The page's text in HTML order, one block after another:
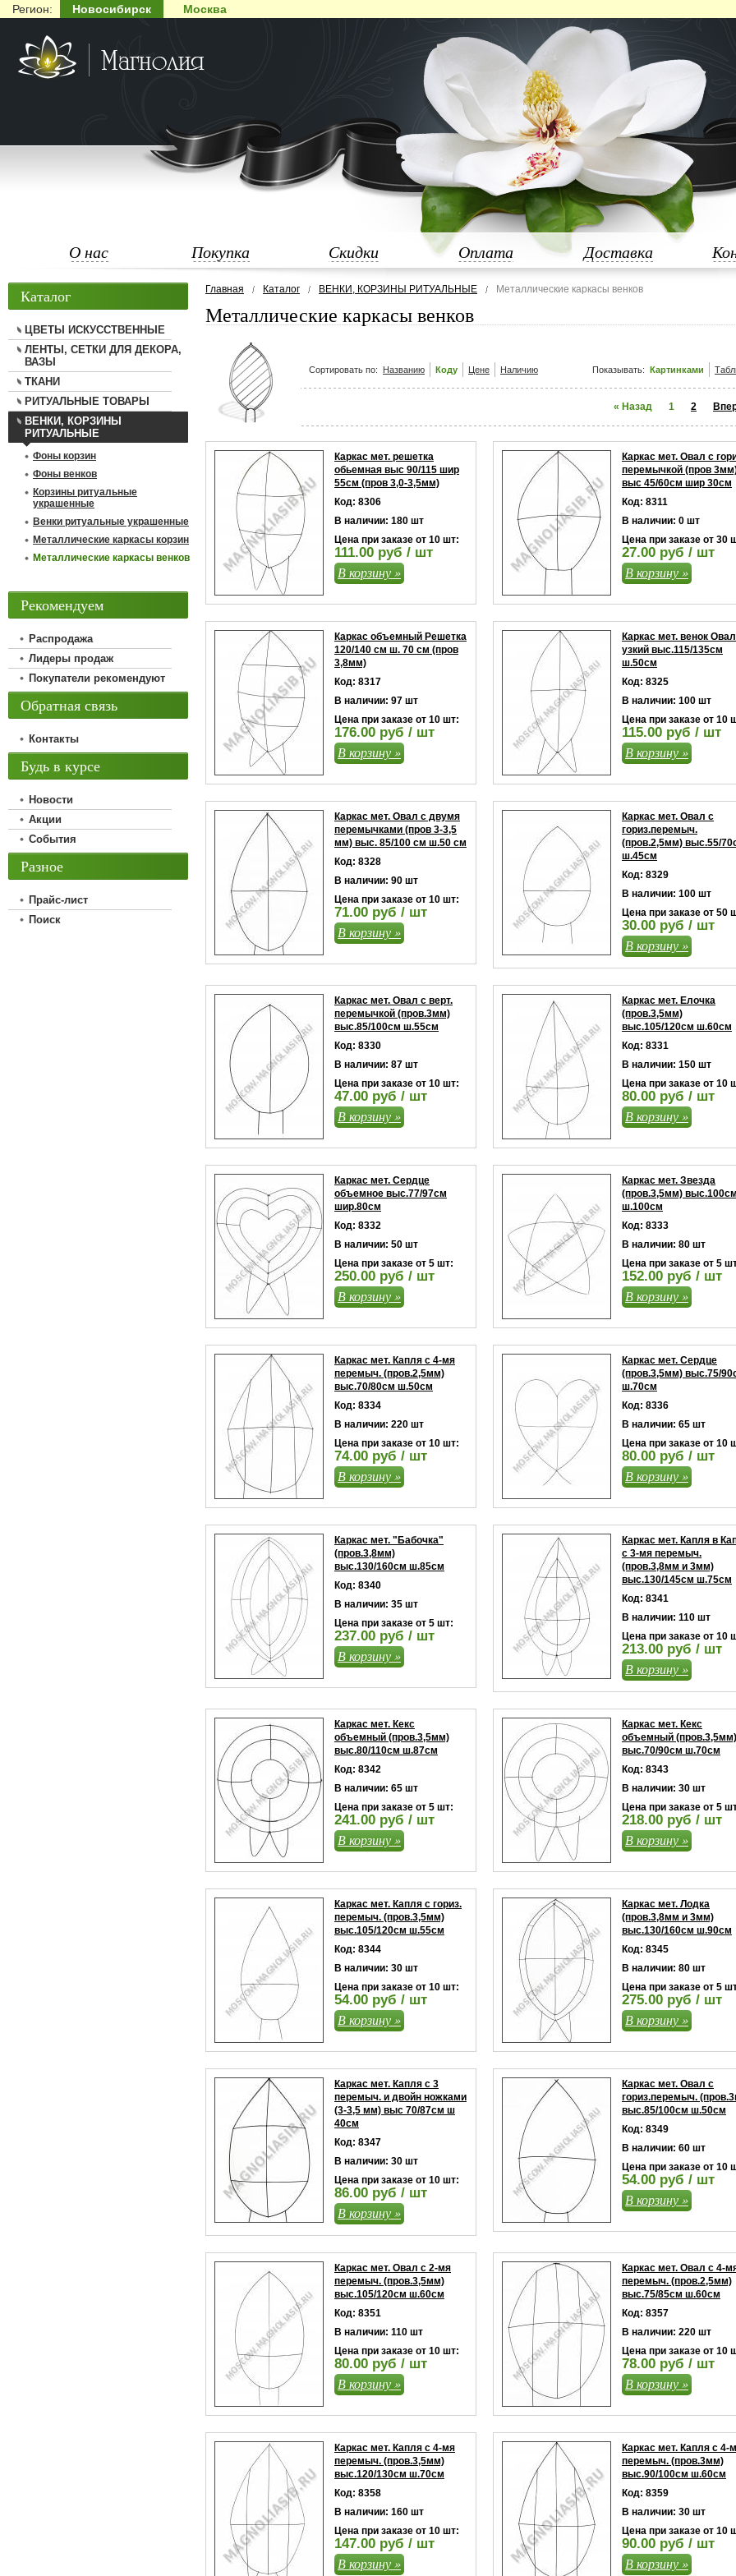
Регион: Новосибирск Москва
О нас Покупка Скидки Оплата Доставка
Главная Каталог ВЕНКИ, КОРЗИНЫ РИТУАЛЬНЫЕ Металлические каркасы венков
Металлические каркасы венков
Сортировать по: Названию Коду Цене Наличию Показывать: Картинками
« Назад 1 2
Каркас мет. решетка
обьемная выс 90/115 шир
55см (пров 3,0-3,5мм)
Код: 8306
В наличии: 180 шт
Цена при заказе от 10 шт:
111.00 руб / шт
В корзину »
Каркас мет. Овал с
перемычкой (пров
выс 45/60см шир 30см
Код: 8311
В наличии: 0 шт
Цена при заказе от 30
27.00 руб / шт
В корзину »
Каркас объемный Решетка
120/140 см ш. 70 см (пров
3,8мм)
Код: 8317
В наличии: 97 шт
Цена при заказе от 10 шт:
176.00 руб / шт
В корзину »
Каркас мет. венок Овал
узкий выс.115/135см
ш.50см
Код: 8325
В наличии: 100 шт
Цена при заказе от 10
115.00 руб / шт
В корзину »
Каркас мет. Овал с двумя
перемычками (пров 3-3,5
мм) выс. 85/100 см ш.50 см
Код: 8328
В наличии: 90 шт
Цена при заказе от 10 шт:
71.00 руб / шт
В корзину »
Каркас мет. Овал с
гориз.перемыч.
(пров.2,5мм) выс.55/
ш.45см
Код: 8329
В наличии: 100 шт
Цена при заказе от 50
30.00 руб / шт
В корзину »
Каркас мет. Овал с верт.
перемычкой (пров.3мм)
выс.85/100см ш.55см
Код: 8330
В наличии: 87 шт
Цена при заказе от 10 шт:
47.00 руб / шт
В корзину »
Каркас мет. Елочка
(пров.3,5мм)
выс.105/120см ш.60см
Код: 8331
В наличии: 150 шт
Цена при заказе от 10
80.00 руб / шт
В корзину »
Каркас мет. Сердце
объемное выс.77/97см
шир.80см
Код: 8332
В наличии: 50 шт
Цена при заказе от 5 шт:
250.00 руб / шт
В корзину »
Каркас мет. Звезда
(пров.3,5мм) выс.100см
ш.100см
Код: 8333
В наличии: 80 шт
Цена при заказе от 5
152.00 руб / шт
В корзину »
Каркас мет. Капля с 4-мя
перемыч. (пров.2,5мм)
выс.70/80см ш.50см
Код: 8334
В наличии: 220 шт
Цена при заказе от 10 шт:
74.00 руб / шт
В корзину »
Каркас мет. Сердце
(пров.3,5мм) выс.75/
ш.70см
Код: 8336
В наличии: 65 шт
Цена при заказе от 10
80.00 руб / шт
В корзину »
Каркас мет. "Бабочка"
(пров.3,8мм)
выс.130/160см ш.85см
Код: 8340
В наличии: 35 шт
Цена при заказе от 5 шт:
237.00 руб / шт
В корзину »
Каркас мет. Капля в
с 3-мя перемыч.
(пров.3,8мм и 3мм)
выс.130/145см ш.75см
Код: 8341
В наличии: 110 шт
Цена при заказе от 10
213.00 руб / шт
В корзину »
Каркас мет. Кекс
объемный (пров.3,5мм)
выс.80/110см ш.87см
Код: 8342
В наличии: 65 шт
Цена при заказе от 5 шт:
241.00 руб / шт
В корзину »
Каркас мет. Кекс
объемный (пров.3,5мм)
выс.70/90см ш.70см
Код: 8343
В наличии: 30 шт
Цена при заказе от 5
218.00 руб / шт
В корзину »
Каркас мет. Капля с гориз.
перемыч. (пров.3,5мм)
выс.105/120см ш.55см
Код: 8344
В наличии: 30 шт
Цена при заказе от 10 шт:
54.00 руб / шт
В корзину »
Каркас мет. Лодка
(пров.3,8мм и 3мм)
выс.130/160см ш.90см
Код: 8345
В наличии: 80 шт
Цена при заказе от 5
275.00 руб / шт
В корзину »
Каркас мет. Капля с 3
перемыч. и двойн ножками
(3-3,5 мм) выс 70/87см ш
40см
Код: 8347
В наличии: 30 шт
Цена при заказе от 10 шт:
86.00 руб / шт
В корзину »
Каркас мет. Овал с
гориз.перемыч.
выс.85/100см ш.50см
Код: 8349
В наличии: 60 шт
Цена при заказе от 10
54.00 руб / шт
В корзину »
Каркас мет. Овал с 2-мя
перемыч. (пров.3,5мм)
выс.105/120см ш.60см
Код: 8351
В наличии: 110 шт
Цена при заказе от 10 шт:
80.00 руб / шт
В корзину »
Каркас мет. Овал с 4-
перемыч. (пров.2,5мм)
выс.75/85см ш.60см
Код: 8357
В наличии: 220 шт
Цена при заказе от 10
78.00 руб / шт
В корзину »
Каркас мет. Капля с 4-мя
перемыч. (пров.3,5мм)
выс.120/130см ш.70см
Код: 8358
В наличии: 160 шт
Цена при заказе от 10 шт:
147.00 руб / шт
В корзину »
Каркас мет. Капля с 4-
перемыч. (пров.3мм)
выс.90/100см ш.60см
Код: 8359
В наличии: 30 шт
Цена при заказе от 10
90.00 руб / шт
В корзину »
Каталог
ЦВЕТЫ ИСКУССТВЕННЫЕ
ЛЕНТЫ, СЕТКИ ДЛЯ ДЕКОРА,
ВАЗЫ
ТКАНИ
РИТУАЛЬНЫЕ ТОВАРЫ
ВЕНКИ, КОРЗИНЫ
РИТУАЛЬНЫЕ
Фоны корзин
Фоны венков
Корзины ритуальные
украшенные
Венки ритуальные украшенные
Металлические каркасы корзин
Металлические каркасы венков
Рекомендуем
Распродажа
Лидеры продаж
Покупатели рекомендуют
Обратная связь
Контакты
Будь в курсе
Новости
Акции
События
Разное
Прайс-лист
Поиск